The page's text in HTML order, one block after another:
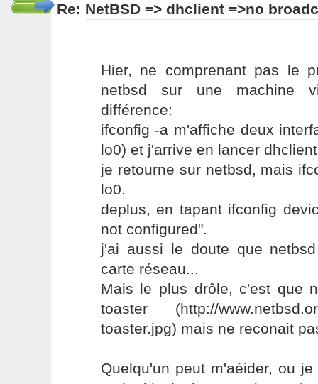
Re: NetBSD => dhclient =>no
Hier, ne comprenant pas le
netbsd sur une machine
différence:
ifconfig -a m'affiche deux
lo0) et j'arrive en lancer dhclient
je retourne sur netbsd, mais
lo0.
deplus, en tapant ifconfig
not configured".
j'ai aussi le doute que
carte réseau...
Mais le plus drôle, c'est que
toaster (http://
toaster.jpg) mais ne reconait
Quelqu'un peut m'aéider, ou